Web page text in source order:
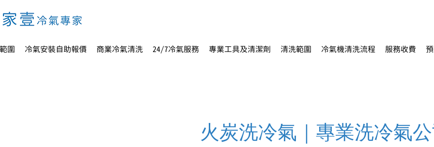
圍 冷氣安裝自助報價 商業冷氣清洗 24/7冷氣服務 專業工具及清潔劑 清洗範圍 冷氣機清洗流程 服務收費
火炭洗冷氣｜專業洗冷氣